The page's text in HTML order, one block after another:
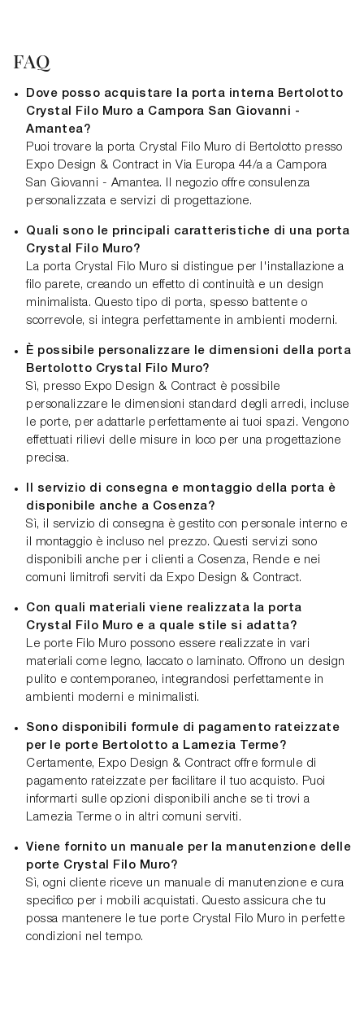
FAQ
Dove posso acquistare la porta interna Bertolotto
Crystal Filo Muro a Campora San Giovanni -
Amantea?
Puoi trovare la porta Crystal Filo Muro di Bertolotto presso
Expo Design & Contract in Via Europa 44/a a Campora
San Giovanni - Amantea. Il negozio offre consulenza
personalizzata e servizi di progettazione.
Quali sono le principali caratteristiche di una porta
Crystal Filo Muro?
La porta Crystal Filo Muro si distingue per l'installazione a
filo parete, creando un effetto di continuità e un design
minimalista. Questo tipo di porta, spesso battente o
scorrevole, si integra perfettamente in ambienti moderni.
È possibile personalizzare le dimensioni della porta
Bertolotto Crystal Filo Muro?
Sì, presso Expo Design & Contract è possibile
personalizzare le dimensioni standard degli arredi, incluse
le porte, per adattarle perfettamente ai tuoi spazi. Vengono
effettuati rilievi delle misure in loco per una progettazione
precisa.
Il servizio di consegna e montaggio della porta è
disponibile anche a Cosenza?
Sì, il servizio di consegna è gestito con personale interno e
il montaggio è incluso nel prezzo. Questi servizi sono
disponibili anche per i clienti a Cosenza, Rende e nei
comuni limitrofi serviti da Expo Design & Contract.
Con quali materiali viene realizzata la porta
Crystal Filo Muro e a quale stile si adatta?
Le porte Filo Muro possono essere realizzate in vari
materiali come legno, laccato o laminato. Offrono un design
pulito e contemporaneo, integrandosi perfettamente in
ambienti moderni e minimalisti.
Sono disponibili formule di pagamento rateizzate
per le porte Bertolotto a Lamezia Terme?
Certamente, Expo Design & Contract offre formule di
pagamento rateizzate per facilitare il tuo acquisto. Puoi
informarti sulle opzioni disponibili anche se ti trovi a
Lamezia Terme o in altri comuni serviti.
Viene fornito un manuale per la manutenzione delle
porte Crystal Filo Muro?
Sì, ogni cliente riceve un manuale di manutenzione e cura
specifico per i mobili acquistati. Questo assicura che tu
possa mantenere le tue porte Crystal Filo Muro in perfette
condizioni nel tempo.